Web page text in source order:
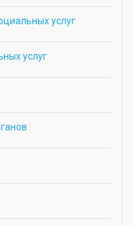
услуг
услуг